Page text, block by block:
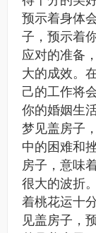
预示着身体
子，预示着
应对的准备
大的成效。
己的工作将
你的婚姻生
梦见盖房子
中的困难和
房子，意味
很大的波折
着桃花运十
见盖房子，